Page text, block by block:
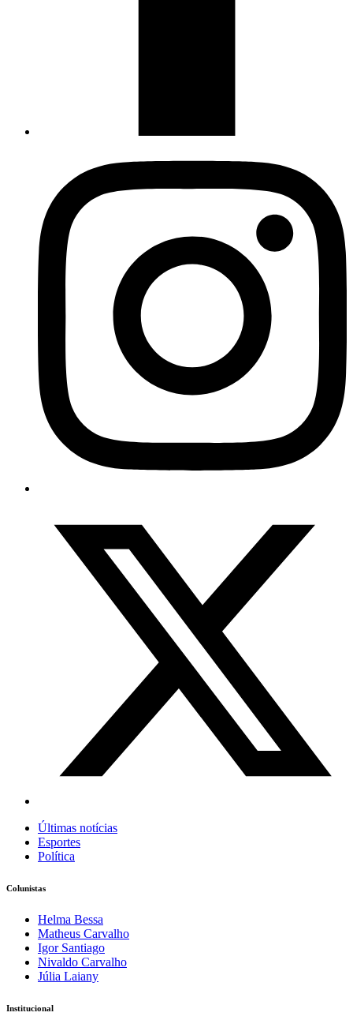
Últimas notícias
Esportes
Política
Colunistas
Helma Bessa
Matheus Carvalho
Igor Santiago
Nivaldo Carvalho
Júlia Laiany
Institucional